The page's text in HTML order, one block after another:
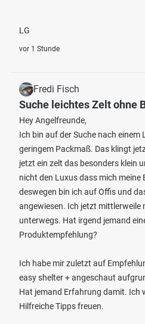
LG
vor 1 Stunde
Fredi Fisch
Suche leichtes Zelt ohne
Hey Angelfreunde,
Ich bin auf der Suche nach einem
geringem Packmaß. Das klingt
jetzt ein zelt das besonders klein
nicht den Luxus dass mich meine
deswegen bin ich auf Offis und
angewiesen. Ich jetzt mittlerweile
unterwegs. Hat irgend jemand
Produktempfehlung?
Ich habe mir zuletzt auf
easy shelter + angeschaut
Hat jemand Erfahrung damit. Ich
Hilfreiche Tipps freuen.